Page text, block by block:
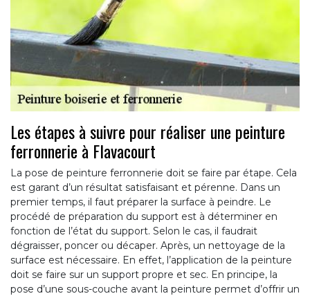
Les étapes à suivre pour réaliser une peinture
ferronnerie à Flavacourt
La pose de peinture ferronnerie doit se faire par étape. Cela
est garant d’un résultat satisfaisant et pérenne. Dans un
premier temps, il faut préparer la surface à peindre. Le
procédé de préparation du support est à déterminer en
fonction de l’état du support. Selon le cas, il faudrait
dégraisser, poncer ou décaper. Après, un nettoyage de la
surface est nécessaire. En effet, l’application de la peinture
doit se faire sur un support propre et sec. En principe, la
pose d’une sous-couche avant la peinture permet d’offrir un